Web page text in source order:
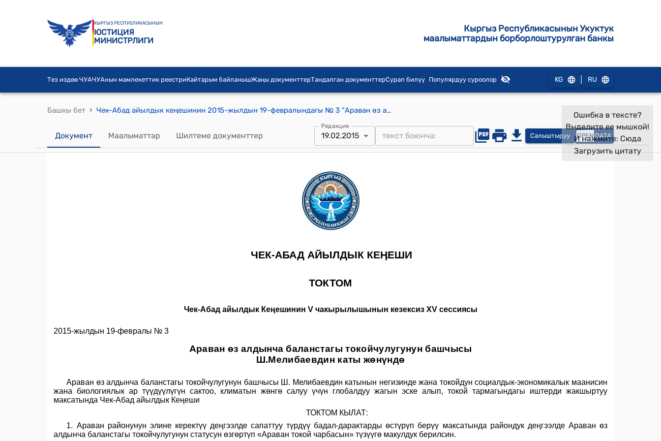
КЫРГЫЗ РЕСПУБЛИКАСЫНЫН
ЮСТИЦИЯ
МИНИСТРЛИГИ
Кыргыз Республикасынын Укуктук
маалыматтардын борборлоштурулган банкы
Тез издөө ЧУАЧУАнын мамлекеттик реестриКайтарым байланышЖаңы документтерТандалган документтерСурап билүү Популярдуу суроолор KG RU
Башкы бет › Чек-Абад айылдык кеңешинин 2015-жылдын 19-февралындагы № 3 "Араван өз алдынча баланстагы токойчулугунун башчысы Ш.Мелибаевдин каты жөнүндө" токтому
Документ Маалыматтар Шилтеме документтер
Редакция
19.02.2015 Салыштыруу OPEN DATA
Ошибка в тексте?
Выделите ее мышкой!
И нажмите: Сюда
Загрузить цитату